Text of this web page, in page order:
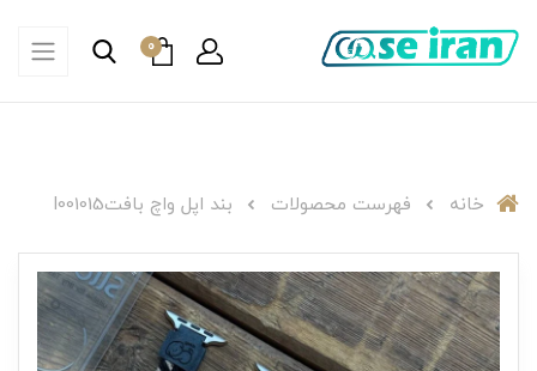
0
خانه فهرست محصولات بند اپل واچ بافتI001015